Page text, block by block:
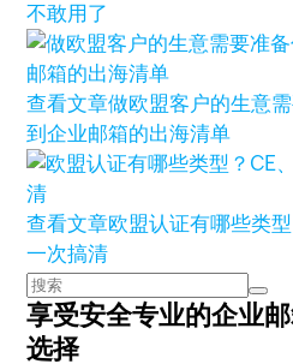
不敢用了
查看文章做欧盟客户的生意
到企业邮箱的出海清单
查看文章欧盟认证有哪些类
一次搞清
享受安全专业的企业
选择